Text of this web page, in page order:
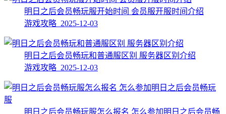
明日之后会员畅玩服开始时间 会员服开服时间介绍
游戏攻略 2025-12-03
明日之后会员畅玩和普通服区别 服务器区别介绍
游戏攻略 2025-12-03
明日之后会员畅玩服怎么报名 怎么参加明日之后会员畅